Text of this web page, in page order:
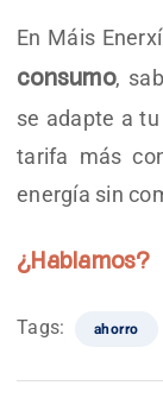
En Máis
consumo,
se adapte a
tarifa más
energía sin
¿Hablamos?
Tags: ahorro